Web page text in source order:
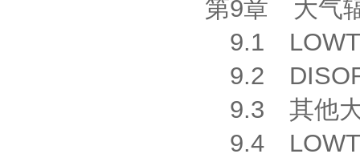
第9章 大气
9.1
9.2
9.3 其他大
9.4